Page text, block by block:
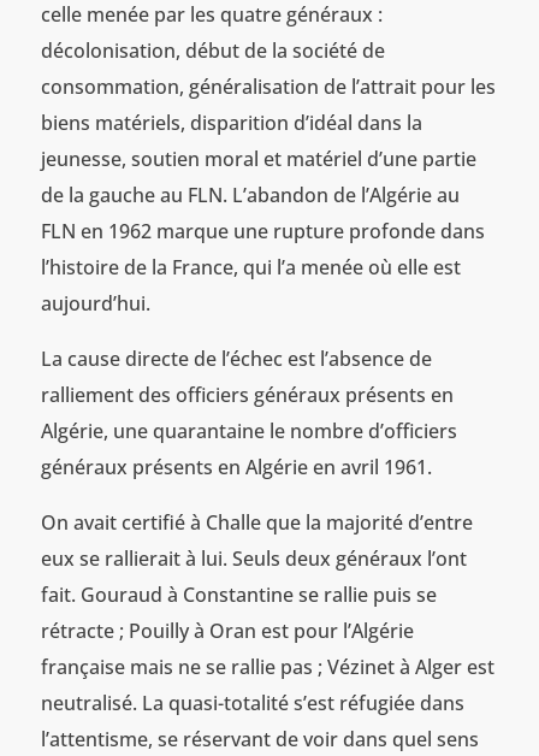
celle menée par les quatre généraux :
décolonisation, début de la société de
consommation, généralisation de l’attrait pour les
biens matériels, disparition d’idéal dans la
jeunesse, soutien moral et matériel d’une partie
de la gauche au FLN. L’abandon de l’Algérie au
FLN en 1962 marque une rupture profonde dans
l’histoire de la France, qui l’a menée où elle est
aujourd’hui.
La cause directe de l’échec est l’absence de
ralliement des officiers généraux présents en
Algérie, une quarantaine le nombre d’officiers
généraux présents en Algérie en avril 1961.
On avait certifié à Challe que la majorité d’entre
eux se rallierait à lui. Seuls deux généraux l’ont
fait. Gouraud à Constantine se rallie puis se
rétracte ; Pouilly à Oran est pour l’Algérie
française mais ne se rallie pas ; Vézinet à Alger est
neutralisé. La quasi-totalité s’est réfugiée dans
l’attentisme, se réservant de voir dans quel sens